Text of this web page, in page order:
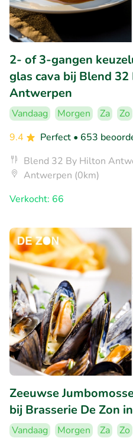
2- of 3-gangen
glas cava bij Blend
Antwerpen
Vandaag Morgen Za Zo
9.4
Perfect • 653
Blend 32 By Hilton
Antwerpen (0km)
Verkocht: 66
Zeeuwse
bij Brasserie De Zon
Vandaag Morgen Za Zo